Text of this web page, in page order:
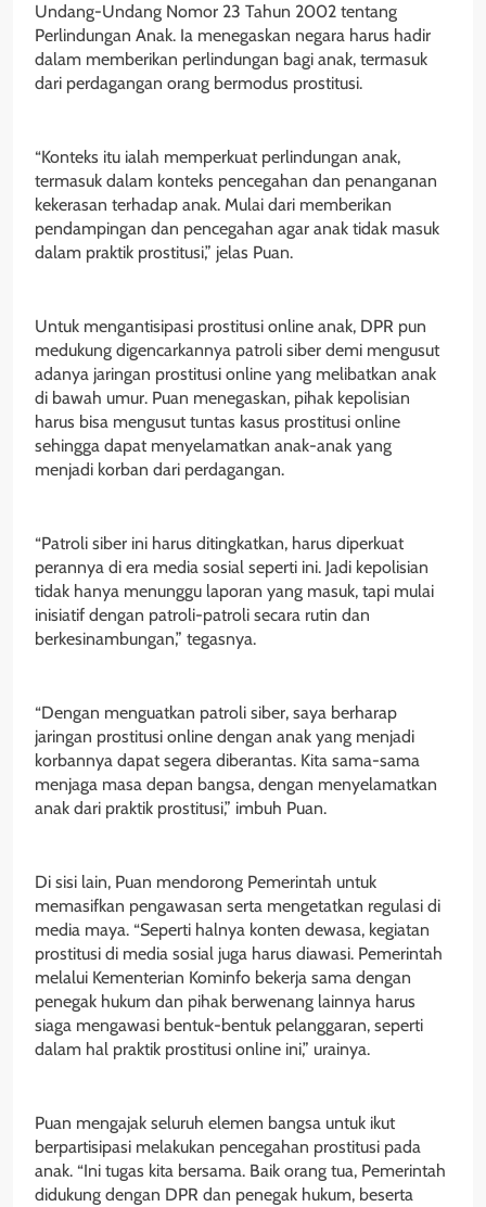
Undang-Undang Nomor 23 Tahun 2002 tentang
Perlindungan Anak. Ia menegaskan negara harus hadir
dalam memberikan perlindungan bagi anak, termasuk
dari perdagangan orang bermodus prostitusi.
“Konteks itu ialah memperkuat perlindungan anak,
termasuk dalam konteks pencegahan dan penanganan
kekerasan terhadap anak. Mulai dari memberikan
pendampingan dan pencegahan agar anak tidak masuk
dalam praktik prostitusi,” jelas Puan.
Untuk mengantisipasi prostitusi online anak, DPR pun
medukung digencarkannya patroli siber demi mengusut
adanya jaringan prostitusi online yang melibatkan anak
di bawah umur. Puan menegaskan, pihak kepolisian
harus bisa mengusut tuntas kasus prostitusi online
sehingga dapat menyelamatkan anak-anak yang
menjadi korban dari perdagangan.
“Patroli siber ini harus ditingkatkan, harus diperkuat
perannya di era media sosial seperti ini. Jadi kepolisian
tidak hanya menunggu laporan yang masuk, tapi mulai
inisiatif dengan patroli-patroli secara rutin dan
berkesinambungan,” tegasnya.
“Dengan menguatkan patroli siber, saya berharap
jaringan prostitusi online dengan anak yang menjadi
korbannya dapat segera diberantas. Kita sama-sama
menjaga masa depan bangsa, dengan menyelamatkan
anak dari praktik prostitusi,” imbuh Puan.
Di sisi lain, Puan mendorong Pemerintah untuk
memasifkan pengawasan serta mengetatkan regulasi di
media maya. “Seperti halnya konten dewasa, kegiatan
prostitusi di media sosial juga harus diawasi. Pemerintah
melalui Kementerian Kominfo bekerja sama dengan
penegak hukum dan pihak berwenang lainnya harus
siaga mengawasi bentuk-bentuk pelanggaran, seperti
dalam hal praktik prostitusi online ini,” urainya.
Puan mengajak seluruh elemen bangsa untuk ikut
berpartisipasi melakukan pencegahan prostitusi pada
anak. “Ini tugas kita bersama. Baik orang tua, Pemerintah
didukung dengan DPR dan penegak hukum, beserta